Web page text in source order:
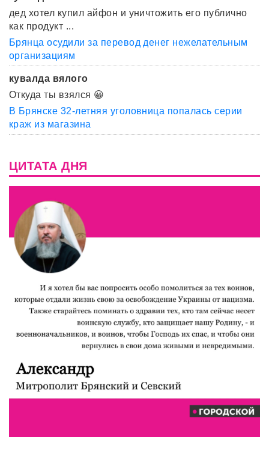
дед хотел купил айфон и уничтожить его публично
как продукт ...
Брянца осудили за перевод денег нежелательным
организациям
кувалда вялого
Откуда ты взялся 😀
В Брянске 32-летняя уголовница попалась серии
краж из магазина
ЦИТАТА ДНЯ